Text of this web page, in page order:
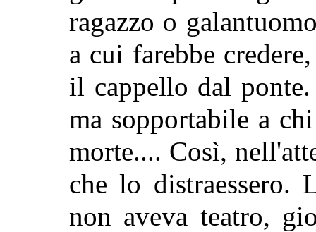
ragazzo o
a cui farebbe
il cappello dal
ma sopportabile a
morte.... Così,
che lo distraessero.
non aveva teatro,